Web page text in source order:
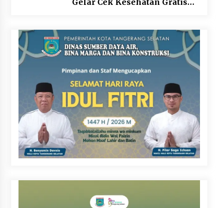
Gelar Cek Kesehatan Gratis